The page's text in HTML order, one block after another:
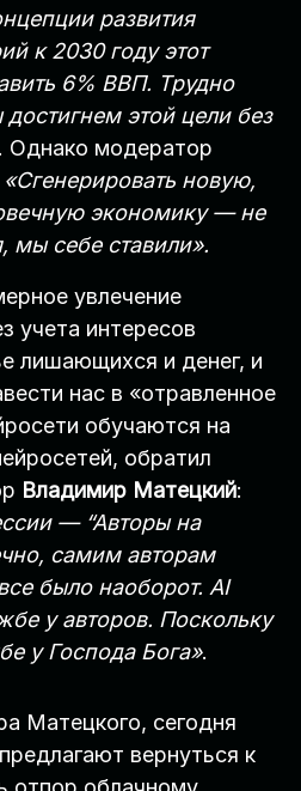
развития
к 2030 году этот
6% ВВП. Трудно
этой цели без
Однако модератор
«Сгенерировать новую,
экономику — не
мы себе ставили».
увлечение
учета интересов
лишающихся и денег, и
нас в «отравленное
обучаются на
обратил
Владимир Матецкий:
— “Авторы на
самим авторам
было наоборот. AI
у авторов. Поскольку
у Господа Бога».
Матецкого, сегодня
вернуться к